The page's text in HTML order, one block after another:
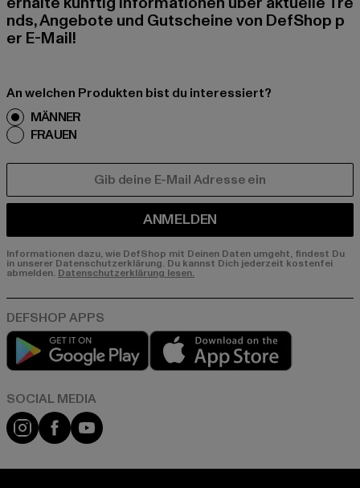
nds, Angebote und Gutscheine von DefShop p
er E-Mail!
An welchen Produkten bist du interessiert?
MÄNNER
FRAUEN
ANMELDEN
Informationen dazu, wie DefShop mit Deinen Daten umgeht, findest Du
in unserer Datenschutzerklärung. Du kannst Dich jederzeit kostenfei
abmelden. Datenschutzerklärung lesen.
Play market
Instagram
FacebookYouTube